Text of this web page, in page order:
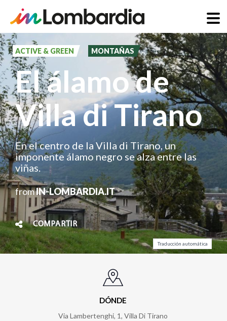
Pasar
al
contenido
principal
ACTIVE & GREEN MONTAÑAS
El álamo de
Villa di Tirano
En el centro de la Villa di Tirano, un
imponente álamo negro se alza entre las
viñas.
fromIN-LOMBARDIA.IT
COMPARTIR
Traducción automática
DÓNDE
Via Lambertenghi, 1, Villa Di Tirano